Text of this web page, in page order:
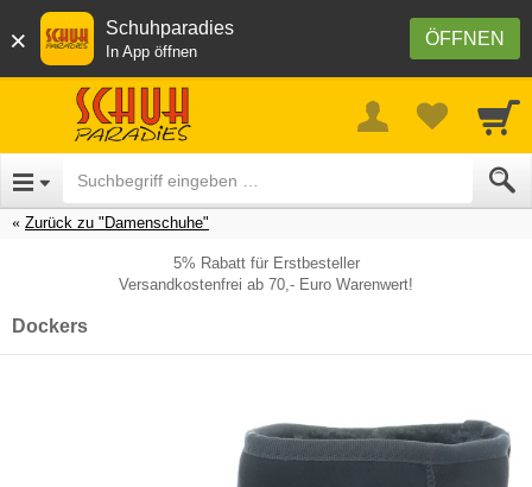
× ÖFFNEN
Schuhparadies
In App öffnen
Zurück zu "Damenschuhe"
5% Rabatt für Erstbesteller
Versandkostenfrei ab 70,- Euro Warenwert!
Dockers